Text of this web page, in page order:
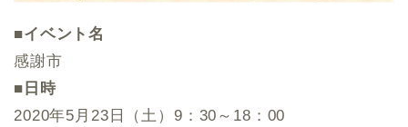
■イベント名
感謝市
■日時
2020年5月23日（土）9：30～18：00